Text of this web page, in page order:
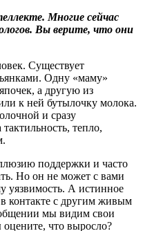
Многие сейчас
Вы верите, что они
Существует
Одну «маму»
а другую из
к ней бутылочку молока.
и сразу
тепло,
поддержки и часто
Но он не может с вами
уязвимость. А истинное
в контакте с другим живым
мы видим свои
что выросло?